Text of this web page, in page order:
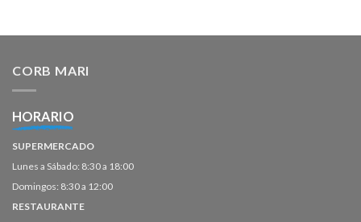
CORB MARI
HORARIO
SUPERMERCADO
Lunes a Sábado: 8:30 a 18:00
Domingos: 8:30 a 12:00
RESTAURANTE